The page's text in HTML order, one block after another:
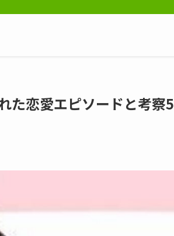
た恋愛エピソードと考察5